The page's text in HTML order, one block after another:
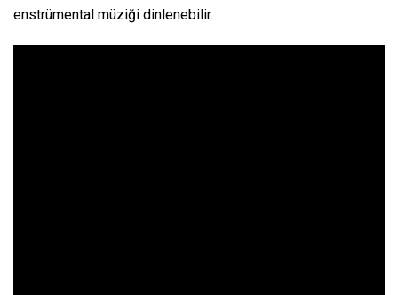
enstrümental müziği dinlenebilir.